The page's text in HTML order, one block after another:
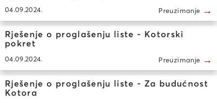
04.09.2024. Preuzimanje →
Rješenje o proglašenju liste - Kotorski
pokret
04.09.2024. Preuzimanje →
Rješenje o proglašenju liste - Za budućnost
Kotora